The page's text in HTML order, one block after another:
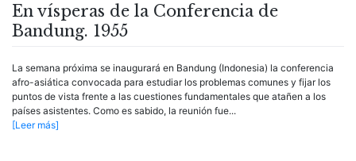
En vísperas de la Conferencia de
Bandung. 1955
La semana próxima se inaugurará en Bandung (Indonesia) la conferencia
afro-asiática convocada para estudiar los problemas comunes y fijar los
puntos de vista frente a las cuestiones fundamentales que atañen a los
países asistentes. Como es sabido, la reunión fue...
[Leer más]